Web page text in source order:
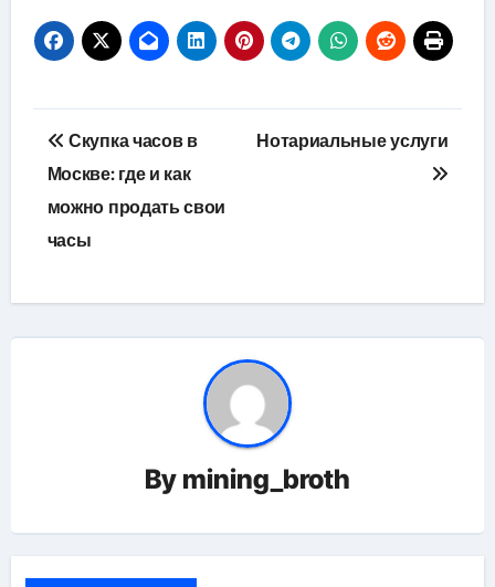
Навигация
по
записям
Скупка часов в
Москве: где и как
можно продать свои
часы
Нотариальные услуги
By mining_broth